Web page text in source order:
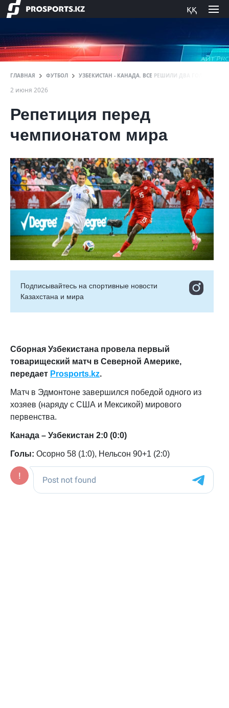
ққ
ГЛАВНАЯ ФУТБОЛ УЗБЕКИСТАН - КАНАДА. ВСЕ РЕШИЛИ ДВА ГОЛА ВО
2 июня 2026
Репетиция перед
чемпионатом мира
Подписывайтесь на cпортивные новости
Казахстана и мира
Сборная Узбекистана провела первый
товарищеский матч в Северной Америке,
передает Prosports.kz.
Матч в Эдмонтоне завершился победой одного из
хозяев (наряду с США и Мексикой) мирового
первенства.
Канада – Узбекистан 2:0 (0:0)
Голы: Осорно 58 (1:0), Нельсон 90+1 (2:0)